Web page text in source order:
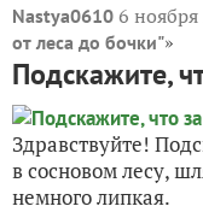
Nastya0610 6
от леса до бочки"»
Подскажите,
Здравствуйте!
в сосновом лесу,
немного липкая.